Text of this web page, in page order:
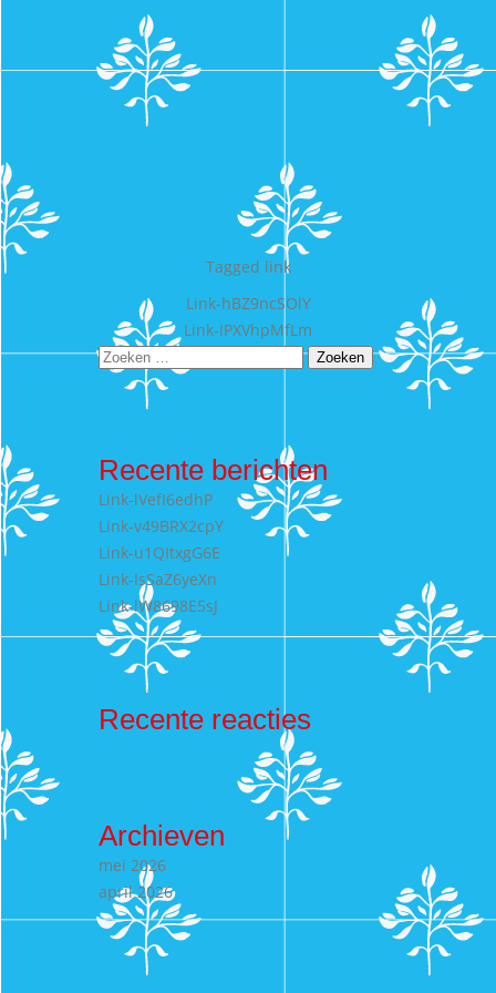
Tagged link
Bericht
navigatie
Link-hBZ9ncSOlY
Link-IPXVhpMfLm
Zoeken
naar:
Recente berichten
Link-lVefI6edhP
Link-v49BRX2cpY
Link-u1QItxgG6E
Link-IsSaZ6yeXn
Link-lW8698E5sJ
Recente reacties
Archieven
mei 2026
april 2026